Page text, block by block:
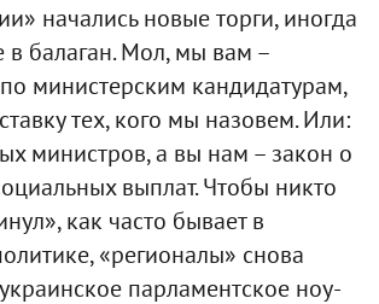
начались новые торги, иногда
балаган. Мол, мы вам –
министерским кандидатурам,
тех, кого мы назовем. Или:
министров, а вы нам – закон о
выплат. Чтобы никто
как часто бывает в
«регионалы» снова
парламентское ноу-